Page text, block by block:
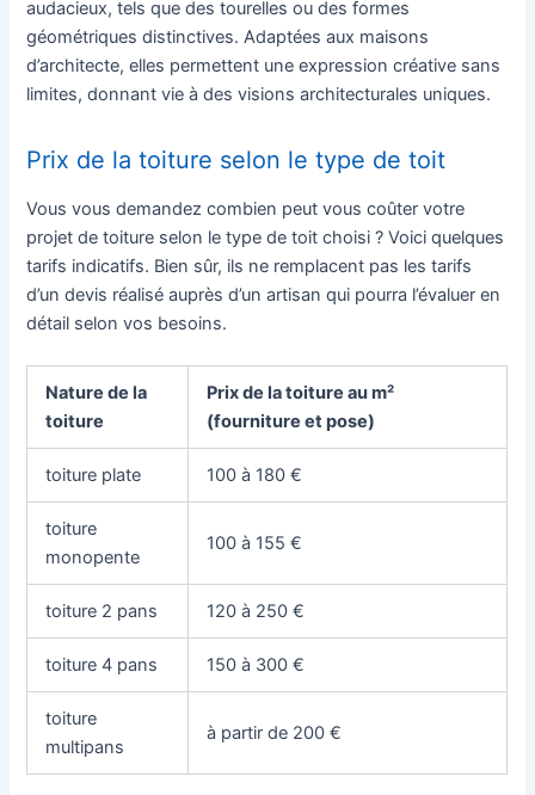
audacieux, tels que des tourelles ou des formes
géométriques distinctives. Adaptées aux maisons
d’architecte, elles permettent une expression créative sans
limites, donnant vie à des visions architecturales uniques.
Prix de la toiture selon le type de toit
Vous vous demandez combien peut vous coûter votre
projet de toiture selon le type de toit choisi ? Voici quelques
tarifs indicatifs. Bien sûr, ils ne remplacent pas les tarifs
d’un devis réalisé auprès d’un artisan qui pourra l’évaluer en
détail selon vos besoins.
Nature de la
toiture
Prix de la toiture au m²
(fourniture et pose)
toiture plate 100 à 180 €
toiture
monopente
100 à 155 €
toiture 2 pans 120 à 250 €
toiture 4 pans 150 à 300 €
toiture
multipans
à partir de 200 €